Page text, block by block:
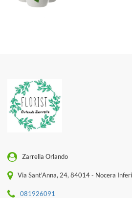
Zarrella Orlando
Via Sant'Anna, 24, 84014 - Nocera
081926091